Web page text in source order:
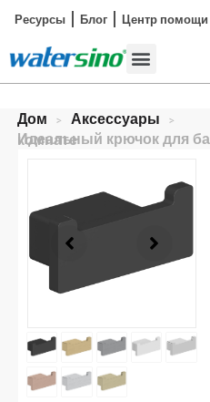
Ресурсы Блог Центр помощи
Дом > Аксессуары >
Идеальный крючок для банного халата в ванной комнате